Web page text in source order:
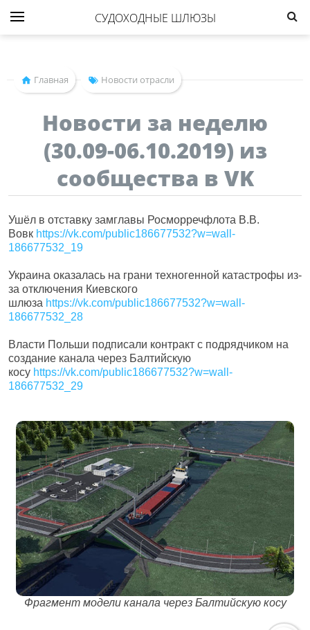
СУДОХОДНЫЕ ШЛЮЗЫ
Главная Новости отрасли
Новости за неделю
(30.09-06.10.2019) из
сообщества в VK
Ушёл в отставку замглавы Росморречфлота В.В.
Вовк https://vk.com/public186677532?w=wall-
186677532_19
Украина оказалась на грани техногенной катастрофы из-
за отключения Киевского
шлюза https://vk.com/public186677532?w=wall-
186677532_28
Власти Польши подписали контракт с подрядчиком на
создание канала через Балтийскую
косу https://vk.com/public186677532?w=wall-
186677532_29
Фрагмент модели канала через Балтийскую косу